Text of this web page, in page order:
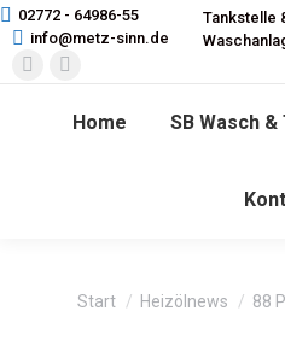
02772 - 64986-55
info@metz-sinn.de
page
Tankstelle
Home SB Wasch &
Sie befinden sich hier:
Start Heizölnews 88